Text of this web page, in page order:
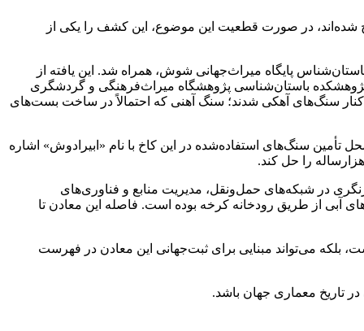
شده‌اند، در صورت قطعیت این موضوع، این کشف را یکی از
پایگاه میراث‌جهانی شوش، همراه شد. این یافته از
باستان‌شناسی پژوهشگاه میراث‌فرهنگی و گردشگری
سنگ‌های آهکی شدند؛ سنگ آهنی که احتمالاً در ساخت بست‌های
تأمین سنگ‌های استفاده‌شده در این کاخ با نام «ابیرادوش» اشاره
را حل کند.
در شبکه‌های حمل‌ونقل، مدیریت منابع و فناوری‌های
آبی از طریق رودخانه کرخه بوده است. فاصله این معادن تا
می‌تواند مبنایی برای ثبت‌جهانی این معادن در فهرست
تاریخ معماری جهان باشد.